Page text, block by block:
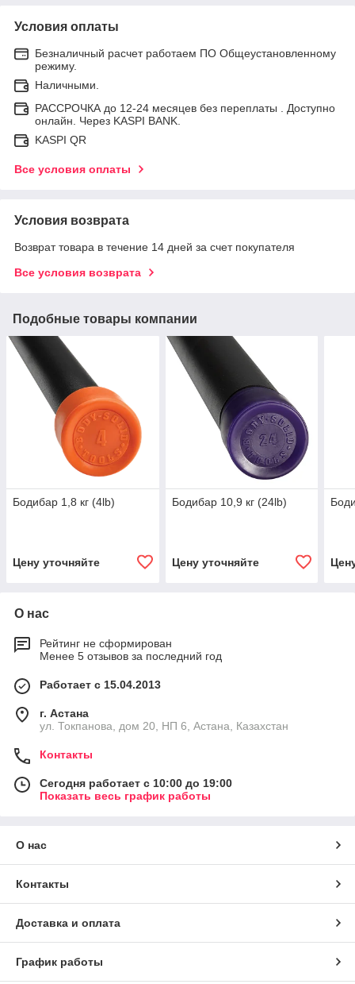
Условия оплаты
Безналичный расчет работаем ПО Общеустановленному
режиму.
Наличными.
РАССРОЧКА до 12-24 месяцев без переплаты . Доступно
онлайн. Через KASPI BANK.
KASPI QR
Все условия оплаты
Условия возврата
Возврат товара в течение 14 дней за счет покупателя
Все условия возврата
Подобные товары компании
Бодибар 1,8 кг (4lb)
Цену уточняйте
Бодибар 10,9 кг (24lb)
Цену уточняйте
О нас
Рейтинг не сформирован
Менее 5 отзывов за последний год
Работает с 15.04.2013
г. Астана
ул. Токпанова, дом 20, НП 6, Астана, Казахстан
Контакты
Сегодня работает с 10:00 до 19:00
Показать весь график работы
О нас
Контакты
Доставка и оплата
График работы